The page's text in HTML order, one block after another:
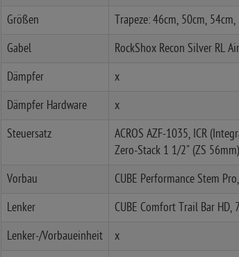
Größen Trapeze: 46cm, 50cm,
Gabel RockShox Recon Silver RL
Dämpfer x
Dämpfer Hardware x
Steuersatz
ACROS AZF-1035, ICR
Zero-Stack 1 1/2" (ZS
Vorbau CUBE Performance Stem
Lenker CUBE Comfort Trail Bar HD,
Lenker-/Vorbaueinheit x